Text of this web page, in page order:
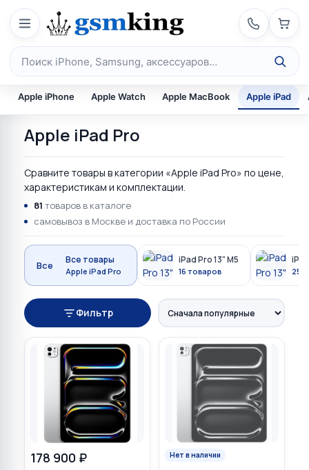
Перейти к содержимому
Поиск по каталогу
Apple iPhone Apple Watch Apple MacBook Apple iPad
Apple iPad Pro
Сравните товары в категории «Apple iPad Pro» по цене,
характеристикам и комплектации.
81 товаров в каталоге
самовывоз в Москве и доставка по России
Все Все товары
Apple iPad Pro
iPad Pro 13" M5
16 товаров 25
Фильтр
178 900 ₽ Нет в наличии